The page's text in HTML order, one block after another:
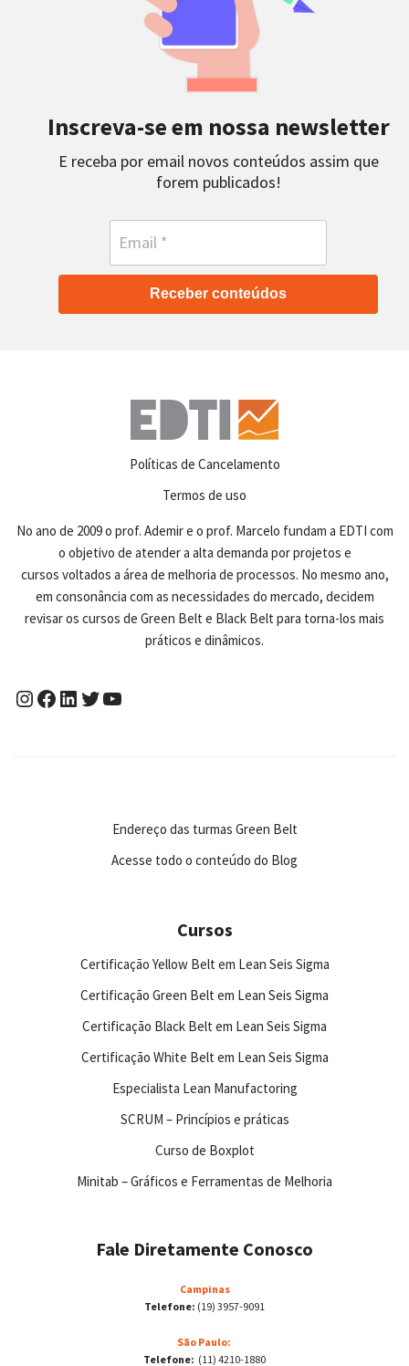
Inscreva-se em nossa newsletter
E receba por email novos conteúdos assim que
forem publicados!
Receber conteúdos
Políticas de Cancelamento
Termos de uso
No ano de 2009 o prof. Ademir e o prof. Marcelo fundam a EDTI com
o objetivo de atender a alta demanda por projetos e
cursos voltados a área de melhoria de processos. No mesmo ano,
em consonância com as necessidades do mercado, decidem
revisar os cursos de Green Belt e Black Belt para torna-los mais
práticos e dinâmicos.
Endereço das turmas Green Belt
Acesse todo o conteúdo do Blog
Cursos
Certificação Yellow Belt em Lean Seis Sigma
Certificação Green Belt em Lean Seis Sigma
Certificação Black Belt em Lean Seis Sigma
Certificação White Belt em Lean Seis Sigma
Especialista Lean Manufactoring
SCRUM – Princípios e práticas
Curso de Boxplot
Minitab – Gráficos e Ferramentas de Melhoria
Fale Diretamente Conosco
Campinas
Telefone: (19) 3957-9091
São Paulo:
Telefone: (11) 4210-1880